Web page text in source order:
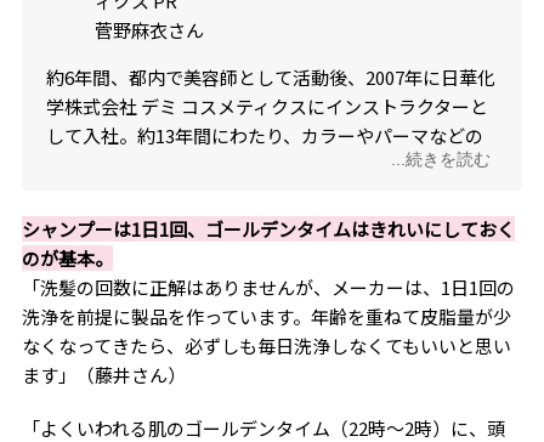
菅野麻衣さん
約6年間、都内で美容師として活動後、2007年に日華化
学株式会社 デミ コスメティクスにインストラクターと
して入社。約13年間にわたり、カラーやパーマなどの
ケミカル分野からヘッドスパ、頭皮・皮膚知識まで幅
た経験と知識を活かし、現在はPR・広報担当として活
動中。
...続きを読む
シャンプーは1日1回、ゴールデンタイムはきれいにしておく
のが基本。
「洗髪の回数に正解はありませんが、メーカーは、1日1回の
洗浄を前提に製品を作っています。年齢を重ねて皮脂量が少
なくなってきたら、必ずしも毎日洗浄しなくてもいいと思い
ます」（藤井さん）
「よくいわれる肌のゴールデンタイム（22時〜2時）に、頭